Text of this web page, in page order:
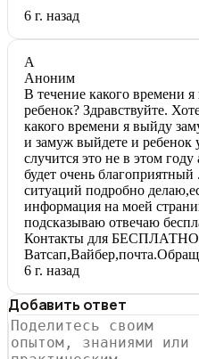
6 г. назад
А
Аноним
В течение какого времени
ребенок? Здравствуйте.
какого времени я выйду
и замуж выйдете и ребенок
случится это не в этом
будет очень
ситуаций подробно
информация на моей
подсказываю отвечаю
Контакты для
6 г. назад
Добавить ответ